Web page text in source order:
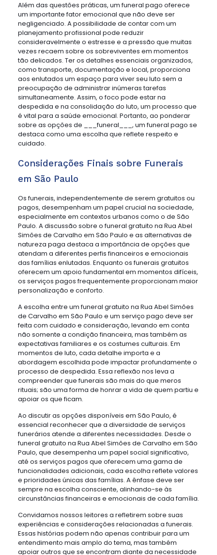
Além das questões práticas, um funeral pago oferece
um importante fator emocional que não deve ser
negligenciado. A possibilidade de contar com um
planejamento profissional pode reduzir
consideravelmente o estresse e a pressão que muitas
vezes recaem sobre os sobreviventes em momentos
tão delicados. Ter os detalhes essenciais organizados,
como transporte, documentação e local, proporciona
aos enlutados um espaço para viver seu luto sem a
preocupação de administrar inúmeras tarefas
simultaneamente. Assim, o foco pode estar na
despedida e na consolidação do luto, um processo que
é vital para a saúde emocional. Portanto, ao ponderar
sobre as opções de ___funeral___, um funeral pago se
destaca como uma escolha que reflete respeito e
cuidado.
Considerações Finais sobre Funerais
em São Paulo
Os funerais, independentemente de serem gratuitos ou
pagos, desempenham um papel crucial na sociedade,
especialmente em contextos urbanos como o de São
Paulo. A discussão sobre o funeral gratuito na Rua Abel
Simões de Carvalho em São Paulo e as alternativas de
natureza paga destaca a importância de opções que
atendam a diferentes perfis financeiros e emocionais
das famílias enlutadas. Enquanto os funerais gratuitos
oferecem um apoio fundamental em momentos difíceis,
os serviços pagos frequentemente proporcionam maior
personalização e conforto.
A escolha entre um funeral gratuito na Rua Abel Simões
de Carvalho em São Paulo e um serviço pago deve ser
feita com cuidado e consideração, levando em conta
não somente a condição financeira, mas também as
expectativas familiares e os costumes culturais. Em
momentos de luto, cada detalhe importa e a
abordagem escolhida pode impactar profundamente o
processo de despedida. Essa reflexão nos leva a
compreender que funerais são mais do que meros
rituais; são uma forma de honrar a vida de quem partiu e
apoiar os que ficam.
Ao discutir as opções disponíveis em São Paulo, é
essencial reconhecer que a diversidade de serviços
funerários atende a diferentes necessidades. Desde o
funeral gratuito na Rua Abel Simões de Carvalho em São
Paulo, que desempenha um papel social significativo,
até os serviços pagos que oferecem uma gama de
funcionalidades adicionais, cada escolha reflete valores
e prioridades únicas das famílias. A ênfase deve ser
sempre na escolha consciente, alinhando-se às
circunstâncias financeiras e emocionais de cada família.
Convidamos nossos leitores a refletirem sobre suas
experiências e considerações relacionadas a funerais.
Essas histórias podem não apenas contribuir para um
entendimento mais amplo do tema, mas também
apoiar outros que se encontram diante da necessidade